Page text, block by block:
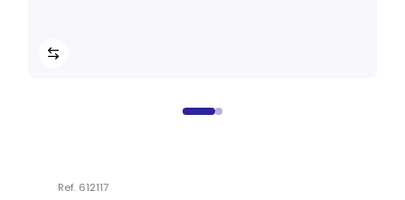
Ref. 612117